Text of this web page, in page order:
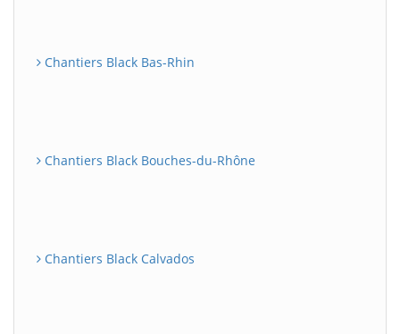
Chantiers Black Bas-Rhin
Chantiers Black Bouches-du-Rhône
Chantiers Black Calvados